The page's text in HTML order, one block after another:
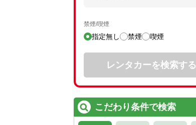
禁煙/喫煙
指定無し 禁煙 喫煙
レンタカーを検索する
こだわり条件で検索